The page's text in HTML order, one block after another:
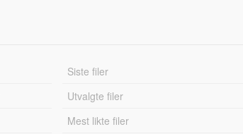
Siste filer
Utvalgte filer
Mest likte filer